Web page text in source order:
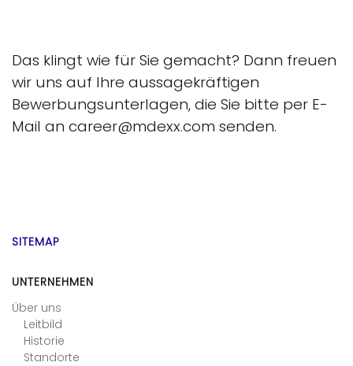
Das klingt wie für Sie gemacht? Dann freuen
wir uns auf Ihre aussagekräftigen
Bewerbungsunterlagen, die Sie bitte per E-
Mail an career@mdexx.com senden.
SITEMAP
UNTERNEHMEN
Über uns
Leitbild
Historie
Standorte